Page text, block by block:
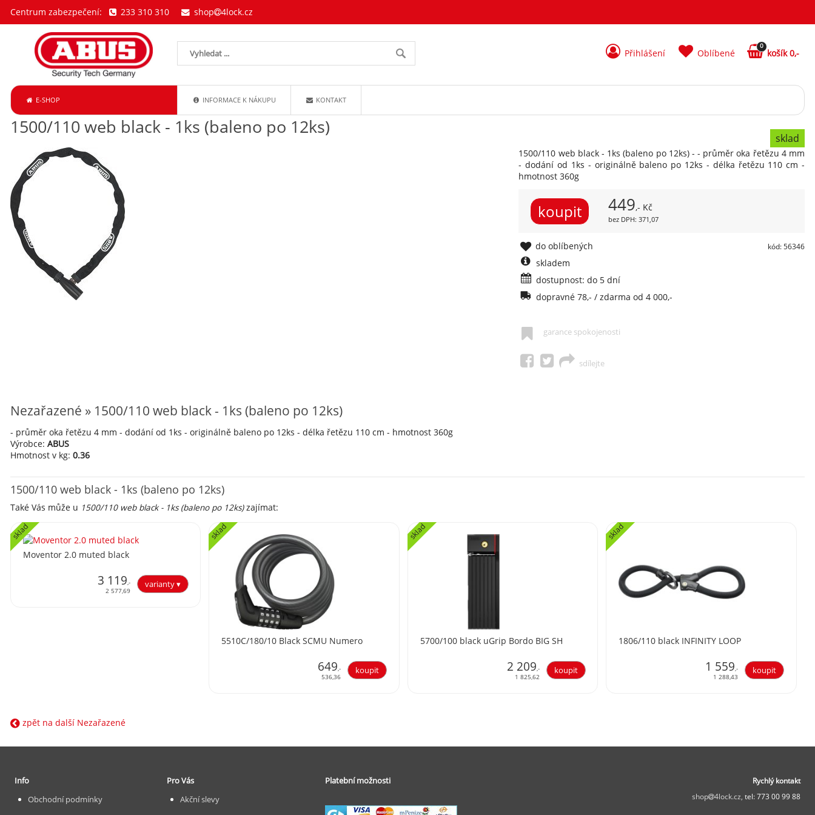
1500/110 web black - 1ks (baleno po 12ks)
1500/110 web black - 1ks (baleno po 12ks) - - průměr oka řetězu 4 mm
- dodání od 1ks - originálně baleno po 12ks - délka řetězu 110 cm -
hmotnost 360g
sklad
449,- Kč
bez DPH: 371,07
kód: 56346
do oblíbených
skladem
dostupnost: do 5 dní
dopravné 78,- / zdarma od 4 000,-
garance spokojenosti
sdílejte
Nezařazené » 1500/110 web black - 1ks (baleno po 12ks)
- průměr oka řetězu 4 mm - dodání od 1ks - originálně baleno po 12ks - délka řetězu 110 cm - hmotnost 360g
Výrobce: ABUS
Hmotnost v kg: 0.36
1500/110 web black - 1ks (baleno po 12ks)
Také Vás může u 1500/110 web black - 1ks (baleno po 12ks)zajímat:
Moventor 2.0 muted black
sklad
3 119,-
2 577,69
5510C/180/10 Black SCMU Numero
sklad
649,-
536,36
5700/100 black uGrip Bordo BIG SH
sklad
2 209,-
1 825,62
1806/110 black INFINITY LOOP
sklad
1 559,-
1 288,43
zpět na další Nezařazené
E-SHOP INFORMACE K NÁKUPU KONTAKT
Přihlášení Oblíbené
0
košík 0,-
Centrum zabezpečení: 233 310 310 shop 4lock.cz
Rychlý kontakt
shop
4lock.cz, tel: 773 00 99 88
Info
Obchodní podmínky
Pro Vás
Akční slevy
Platební možnosti